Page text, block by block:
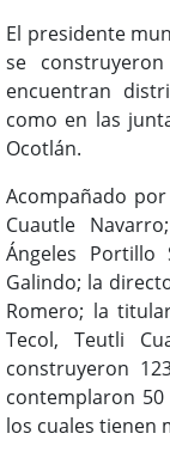
El presidente
se
encuentran
como en las
Ocotlán.
Acompañado
Cuautle
Ángeles Portillo
Galindo; la
Romero; la
Tecol, Teutli
construyeron
contemplaron
los cuales tienen